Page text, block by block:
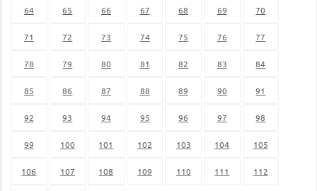
64 65 66 67 68 69 70
71 72 73 74 75 76 77
78 79 80 81 82 83 84
85 86 87 88 89 90 91
92 93 94 95 96 97 98
99 100 101 102 103 104 105
106 107 108 109 110 111 112